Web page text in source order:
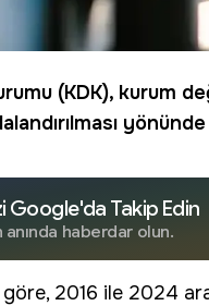
(KDK), kurum
Google'da Takip Edin
haberdar olun.
göre, 2016 ile 2024